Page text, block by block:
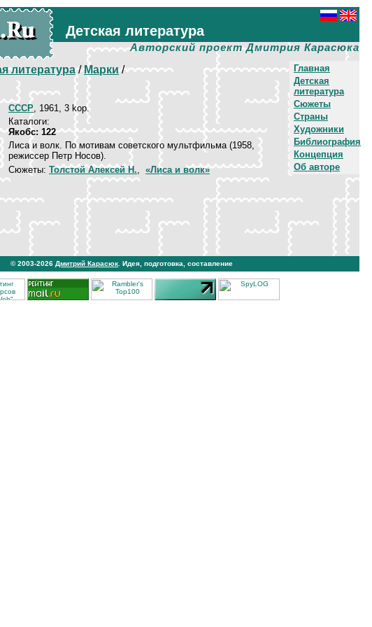
Детская литература
Авторский проект Дмитрия Карасюка
Главная
Детская
литература
Сюжеты
Страны
Художники
Библиография
Концепция
Об авторе
литература/Марки/
СССР, 1961, 3 kop.
Каталоги:
Якобс: 122
Лиса и волк. По мотивам советского мультфильма (1958,
режиссер Петр Носов).
Сюжеты: Толстой Алексей Н., «Лиса и волк»
© 2003-2026 Дмитрий Карасюк . Идея, подготовка, составление